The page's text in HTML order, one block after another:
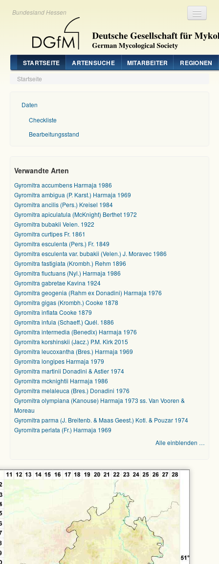
Bundesland Hessen
STARTSEITE ARTENSUCHE MITARBEITER REGIONEN
Startseite
Daten
Checkliste
Bearbeitungsstand
Verwandte Arten
Gyromitra accumbens Harmaja 1986
Gyromitra ambigua (P. Karst.) Harmaja 1969
Gyromitra ancilis (Pers.) Kreisel 1984
Gyromitra apiculatula (McKnight) Berthet 1972
Gyromitra bubakii Velen. 1922
Gyromitra curtipes Fr. 1861
Gyromitra esculenta (Pers.) Fr. 1849
Gyromitra esculenta var. bubakii (Velen.) J. Moravec 1986
Gyromitra fastigiata (Krombh.) Rehm 1896
Gyromitra fluctuans (Nyl.) Harmaja 1986
Gyromitra gabretae Kavina 1924
Gyromitra geogenia (Rahm ex Donadini) Harmaja 1976
Gyromitra gigas (Krombh.) Cooke 1878
Gyromitra inflata Cooke 1879
Gyromitra infula (Schaeff.) Quél. 1886
Gyromitra intermedia (Benedix) Harmaja 1976
Gyromitra korshinskii (Jacz.) P.M. Kirk 2015
Gyromitra leucoxantha (Bres.) Harmaja 1969
Gyromitra longipes Harmaja 1979
Gyromitra martinii Donadini & Astier 1974
Gyromitra mcknightii Harmaja 1986
Gyromitra melaleuca (Bres.) Donadini 1976
Gyromitra olympiana (Kanouse) Harmaja 1973 ss. Van Vooren &
Moreau
Gyromitra parma (J. Breitenb. & Maas Geest.) Kotl. & Pouzar 1974
Gyromitra perlata (Fr.) Harmaja 1969
Alle einblenden …